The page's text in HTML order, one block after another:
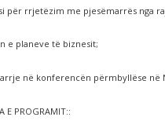
rrjetëzim me pjesëmarrës nga
planeve të biznesit;
në konferencën përmbyllëse në
E PROGRAMIT::